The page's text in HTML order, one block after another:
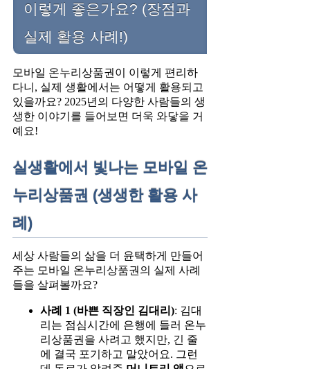
이렇게 좋은가요? (장점과
실제 활용 사례!)
모바일 온누리상품권이 이렇게 편리하
다니, 실제 생활에서는 어떻게 활용되고
있을까요? 2025년의 다양한 사람들의 생
생한 이야기를 들어보면 더욱 와닿을 거
예요!
실생활에서 빛나는 모바일 온
누리상품권 (생생한 활용 사
례)
세상 사람들의 삶을 더 윤택하게 만들어
주는 모바일 온누리상품권의 실제 사례
들을 살펴볼까요?
사례 1 (바쁜 직장인 김대리): 김대
리는 점심시간에 은행에 들러 온누
리상품권을 사려고 했지만, 긴 줄
에 결국 포기하고 말았어요. 그런